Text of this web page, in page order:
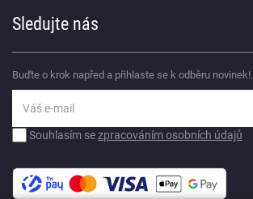
Sledujte nás
Buďte o krok napřed a přihlaste se k odběru novinek!.
Souhlasím sezpracováním osobních údajů